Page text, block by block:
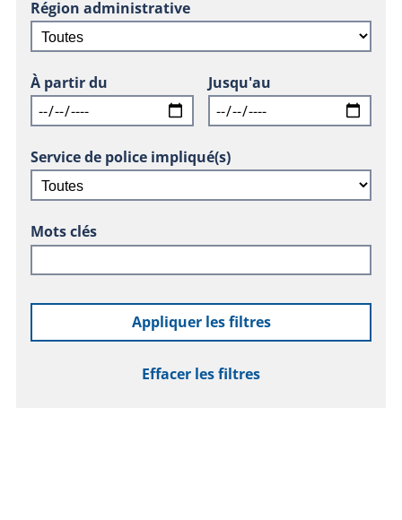
Région administrative
À partir du Jusqu'au
Service de police impliqué(s)
Mots clés
Appliquer les filtres
Effacer les filtres